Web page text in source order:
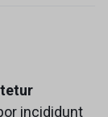
incididunt